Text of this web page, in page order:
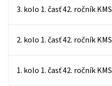
3. kolo 1. časť 42. ročník KMS
2. kolo 1. časť 42. ročník KMS
1. kolo 1. časť 42. ročník KMS